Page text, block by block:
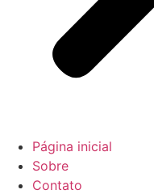
Página inicial
Sobre
Contato